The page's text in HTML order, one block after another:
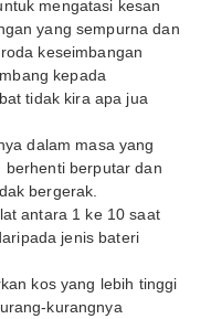
mengatasi kesan
yang sempurna dan
keseimbangan
kepada
tidak kira apa jua
dalam masa yang
berhenti berputar dan
bergerak.
antara 1 ke 10 saat
jenis bateri
kos yang lebih tinggi
kurangnya